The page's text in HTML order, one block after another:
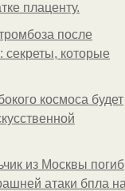
плаценту.
после
секреты, которые
космоса будет
из Москвы погиб
атаки бпла на